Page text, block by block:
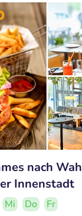
nach
Innenstadt
Mi Do
Fr